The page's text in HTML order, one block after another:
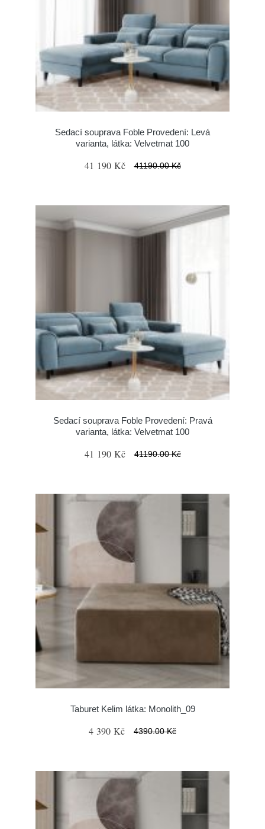
Sedací souprava Foble Provedení: Levá
varianta, látka: Velvetmat 100
41 190 Kč 41190.00 Kč
Sedací souprava Foble Provedení: Pravá
varianta, látka: Velvetmat 100
41 190 Kč 41190.00 Kč
Taburet Kelim látka: Monolith_09
4 390 Kč 4390.00 Kč